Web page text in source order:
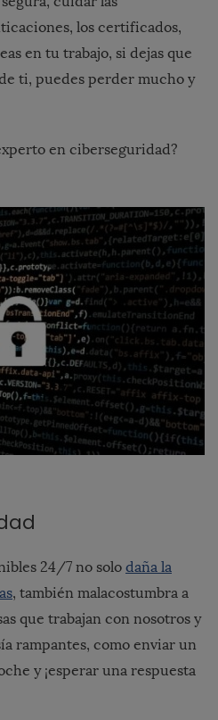
los certificados,
en tu trabajo, si dejas que
ti, puedes perder mucho y
en ciberseguridad?
24/7 no solo daña la
, también malacostumbra a
que trabajan con nosotros y
rampantes, como enviar un
y ¡esperar una respuesta